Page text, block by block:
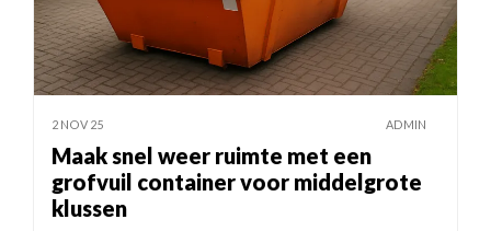
2 NOV 25 ADMIN
Maak snel weer ruimte met een
grofvuil container voor middelgrote
klussen